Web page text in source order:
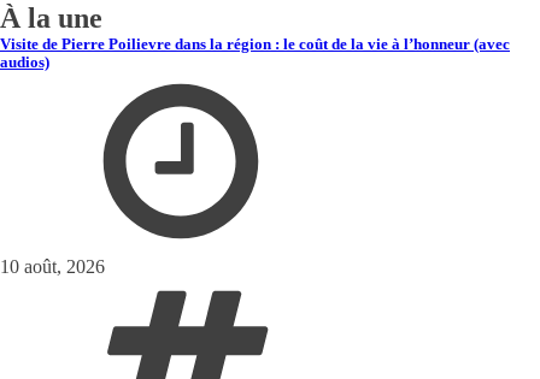
À la une
Visite de Pierre Poilievre dans la région : le coût de la vie à l’honneur (avec
audios)
10 août, 2026